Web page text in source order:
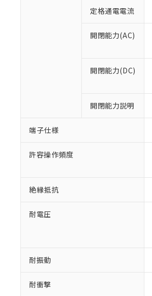
定格通電電流
開閉能力(AC)
開閉能力(DC)
開閉能力説明
端子仕様
許容操作頻度
絶縁抵抗
耐電圧
耐振動
耐衝撃